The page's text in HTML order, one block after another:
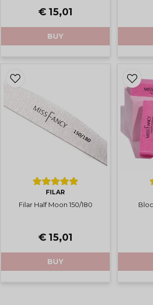
€ 15,01
BUY
FILAR
Filar Half Moon 150/180
€ 15,01
BUY